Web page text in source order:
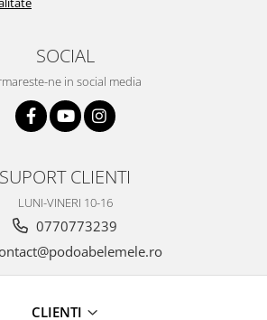
SOCIAL
ne in social media
SUPORT CLIENTI
LUNI-VINERI 10-16
0770773239
CLIENTI